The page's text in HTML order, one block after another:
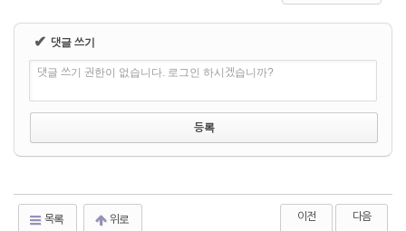
✔ 댓글 쓰기
댓글 쓰기 권한이 없습니다. 로그인 하시겠습니까?
목록 위로 이전 다음